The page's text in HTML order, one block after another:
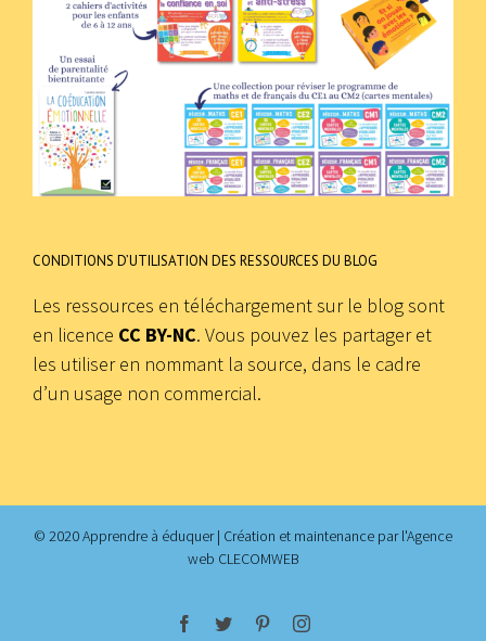
CONDITIONS D’UTILISATION DES RESSOURCES DU BLOG
Les ressources en téléchargement sur le blog sont
en licence CC BY-NC. Vous pouvez les partager et
les utiliser en nommant la source, dans le cadre
d’un usage non commercial.
© 2020 Apprendre à éduquer | Création et maintenance parl'Agence
web CLECOMWEB
facebooktwitter pinterestinstagram